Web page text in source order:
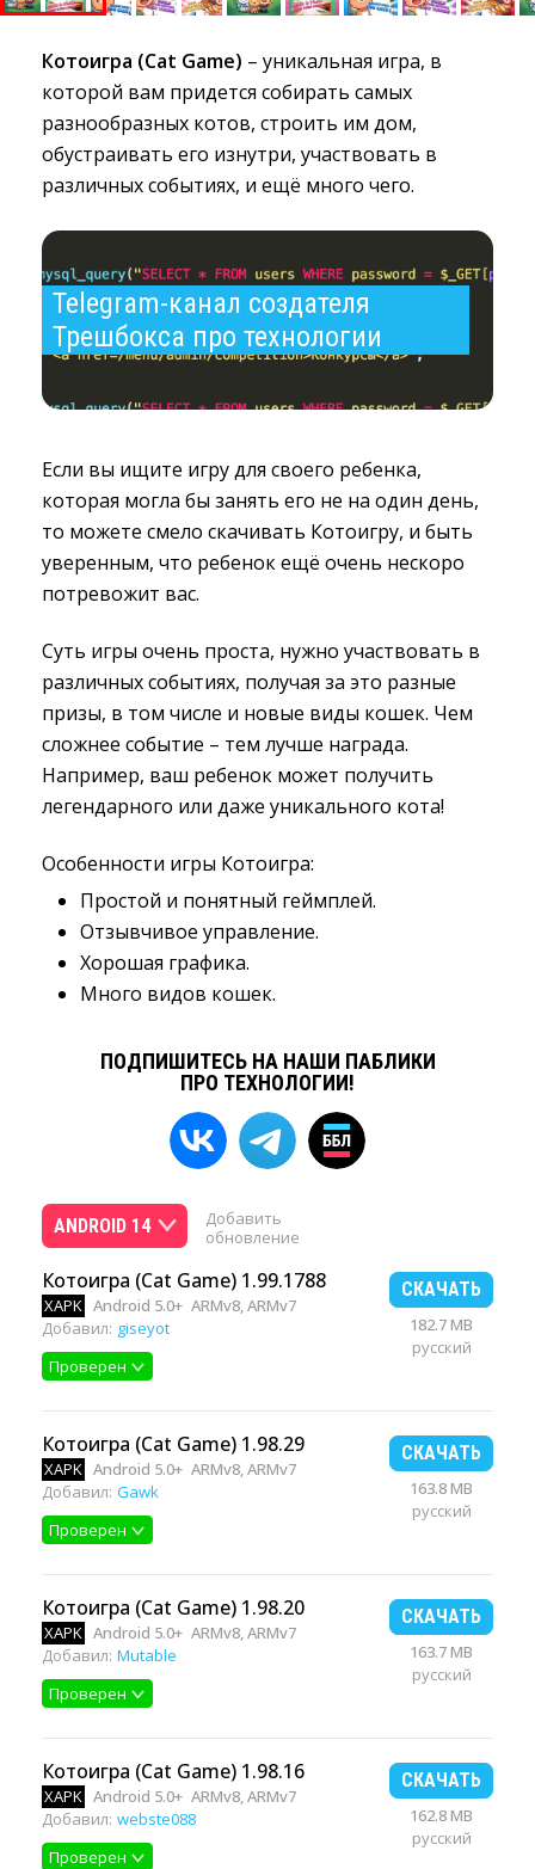
Котоигра (Cat Game) – уникальная игра, в
которой вам придется собирать самых
разнообразных котов, строить им дом,
обустраивать его изнутри, участвовать в
различных событиях, и ещё много чего.
Telegram-канал создателя
Трешбокса про технологии
Если вы ищите игру для своего ребенка,
которая могла бы занять его не на один день,
то можете смело скачивать Котоигру, и быть
уверенным, что ребенок ещё очень нескоро
потревожит вас.
Суть игры очень проста, нужно участвовать в
различных событиях, получая за это разные
призы, в том числе и новые виды кошек. Чем
сложнее событие – тем лучше награда.
Например, ваш ребенок может получить
легендарного или даже уникального кота!
Особенности игры Котоигра:
Простой и понятный геймплей.
Отзывчивое управление.
Хорошая графика.
Много видов кошек.
ПОДПИШИТЕСЬ НА НАШИ ПАБЛИКИ
ПРО ТЕХНОЛОГИИ!
ANDROID 14
Добавить
обновление
Котоигра (Cat Game) 1.99.1788
XAPK Android 5.0+ ARMv8, ARMv7
Добавил: giseyot
Проверен
СКАЧАТЬ
182.7 MB
русский
Котоигра (Cat Game) 1.98.29
XAPK Android 5.0+ ARMv8, ARMv7
Добавил: Gawk
Проверен
СКАЧАТЬ
163.8 MB
русский
Котоигра (Cat Game) 1.98.20
XAPK Android 5.0+ ARMv8, ARMv7
Добавил: Mutable
Проверен
СКАЧАТЬ
163.7 MB
русский
Котоигра (Cat Game) 1.98.16
XAPK Android 5.0+ ARMv8, ARMv7
Добавил: webste088
Проверен
СКАЧАТЬ
162.8 MB
русский